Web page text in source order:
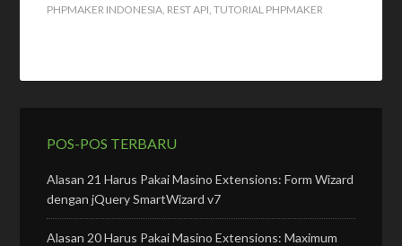
PHPMAKER INDONESIA, REST API,TUTORIAL PHPMAKER
POS-POS TERBARU
Alasan 21 Harus Pakai Masino Extensions: Form Wizard
dengan jQuery SmartWizard v7
Alasan 20 Harus Pakai Masino Extensions: Maximum